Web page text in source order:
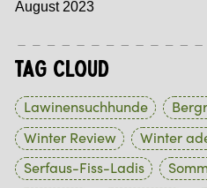
August 2023
Tag Cloud
Lawinensuchhunde
Winter Review
Winter
Serfaus-Fiss-Ladis